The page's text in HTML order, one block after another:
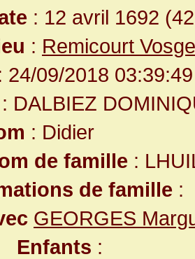
: 12 avril 1692
: Remicourt
24/09/2018 03:39:49
: DALBIEZ
: Didier
de famille :
de famille :
GEORGES
Enfants :